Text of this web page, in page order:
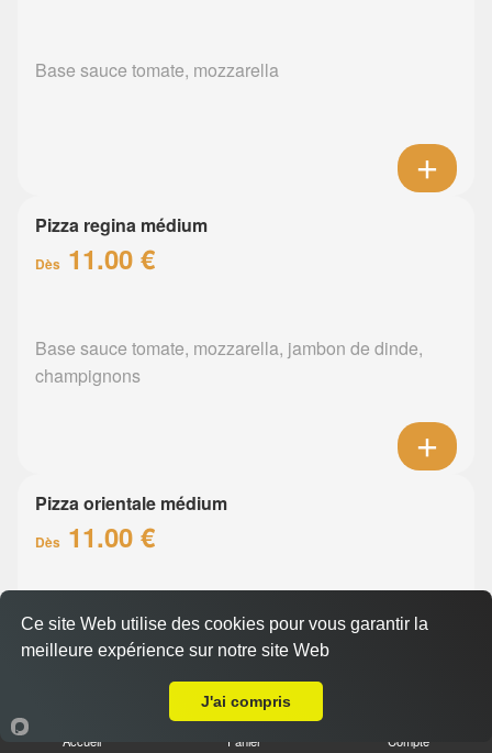
Base sauce tomate, mozzarella
Pizza regina médium
Dès 11.00 €
Base sauce tomate, mozzarella, jambon de dinde,
champignons
Pizza orientale médium
Dès 11.00 €
Base sauce tomate, mozzarella, merguez, poivrons
Accueil Panier Compte
Ce site Web utilise des cookies pour vous garantir la
meilleure expérience sur notre site Web
J'ai compris